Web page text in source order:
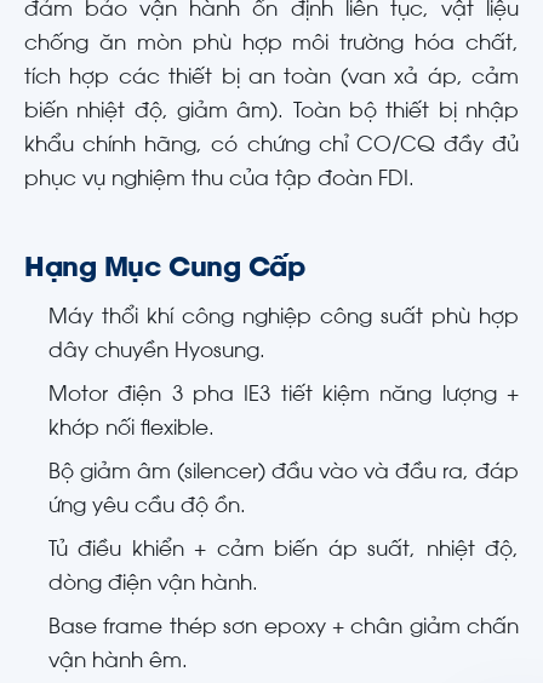
đảm bảo vận hành ổn định liên tục, vật liệu
chống ăn mòn phù hợp môi trường hóa chất,
tích hợp các thiết bị an toàn (van xả áp, cảm
biến nhiệt độ, giảm âm). Toàn bộ thiết bị nhập
khẩu chính hãng, có chứng chỉ CO/CQ đầy đủ
phục vụ nghiệm thu của tập đoàn FDI.
Hạng Mục Cung Cấp
Máy thổi khí công nghiệp công suất phù hợp
dây chuyền Hyosung.
Motor điện 3 pha IE3 tiết kiệm năng lượng +
khớp nối flexible.
Bộ giảm âm (silencer) đầu vào và đầu ra, đáp
ứng yêu cầu độ ồn.
Tủ điều khiển + cảm biến áp suất, nhiệt độ,
dòng điện vận hành.
Base frame thép sơn epoxy + chân giảm chấn
vận hành êm.